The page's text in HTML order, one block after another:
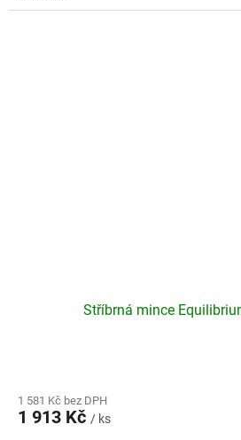
5
Stříbrná mince
produktu
je
1 581 Kč bez DPH
1 913 Kč / ks